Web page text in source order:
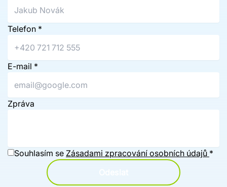
Telefon *
E-mail *
Zpráva
Souhlasím se Zásadami zpracování osobních údajů *